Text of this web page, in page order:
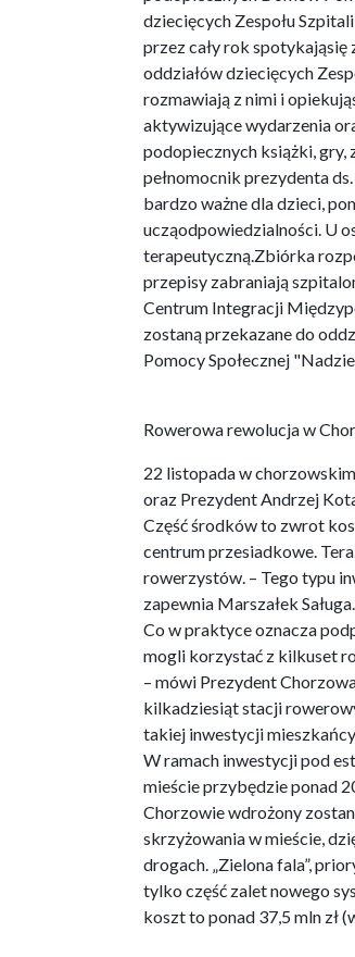
dziecięcych Zespołu
przez cały rok
oddziałów dziecięcych
rozmawiają z nimi i
aktywizujące wydarzenia
podopiecznych książki, gry,
pełnomocnik prezydenta
bardzo ważne dla dzieci,
ucząodpowiedzialności. U
terapeutyczną.Zbiórka
przepisy zabraniają
Centrum Integracji
zostaną przekazane do
Pomocy Społecznej
Rowerowa rewolucja w
22 listopada w
oraz Prezydent Andrzej
Część środków to zwrot
centrum przesiadkowe.
rowerzystów. – Tego typu
zapewnia Marszałek
Co w praktyce oznacza
mogli korzystać z kilkuset
– mówi Prezydent
kilkadziesiąt stacji
takiej inwestycji
W ramach inwestycji pod
mieście przybędzie ponad
Chorzowie wdrożony
skrzyżowania w mieście,
drogach. „Zielona fala”,
tylko część zalet nowego
koszt to ponad 37,5 mln zł